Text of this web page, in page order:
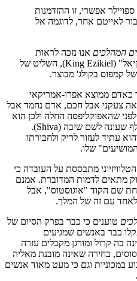
אפשרי, זו ההזדמנות
לאייטם אחר, לדוגמה אל
המהלכים אנו נזכה לראות
לראשונה את דמותו של "המלך אזיקיאל" (King Ezikiel), השליט של
קמפוס בקולג' מבוצר.
כאדם ממוצא אפרו-אמריקאי
"נראה צעקני אבל חכם, אדם נחמד אבל
שהאפוקליפסה החלה ולכן הוא
מסתובב בכל מקום מלווה בנמר מאולף שעונה לשם שיבה (Shiva).
עתיד לעזור לריק ולחבורתו
שלו.
מתבססת על העובדה כי
מתאים לדמות המדוברת. אמנם
שם הקוד "אוגוסטוס", אבל
עם זה של המלך.
טוענים כי כבר בפרק הסיום של
כבר באנשים שמגיעים
בה קרול ומורגן מקבלים עזרה
בחירה שאינה מובנת מאליה
במכוניות וגם כי מעט מאוד אנשים